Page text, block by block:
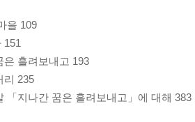
을 109
151
은 흘려보내고 193
리 235
「지나간 꿈은 흘려보내고」에 대해 383